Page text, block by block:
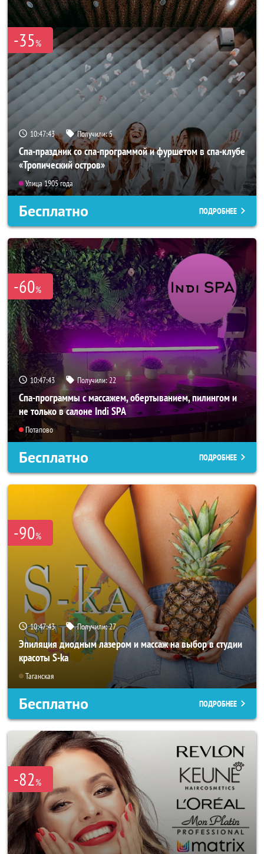
-35%
10:47:40 Получили:5
Спа-праздник со спа-программой и фуршетом в спа-клубе
«Тропический остров»
Улица 1905 года
Бесплатно ПОДРОБНЕЕ
-60%
10:47:40 Получили:22
Спа-программы с массажем, обертыванием, пилингом и
не только в салоне Indi SPA
Потапово
Бесплатно ПОДРОБНЕЕ
-90%
10:47:40 Получили:27
Эпиляция диодным лазером и массаж на выбор в студии
красоты S-ka
Таганская
Бесплатно ПОДРОБНЕЕ
-82%